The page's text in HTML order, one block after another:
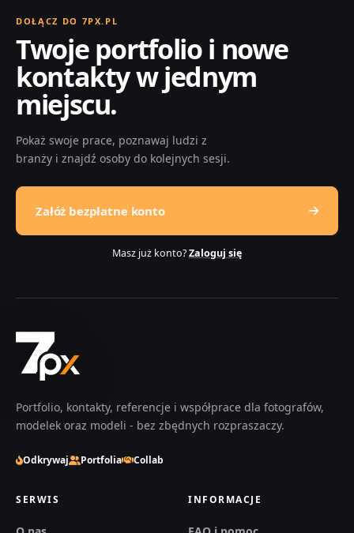
DOŁĄCZ DO 7PX.PL
Twoje portfolio i nowe
kontakty w jednym
miejscu.
Pokaż swoje prace, poznawaj ludzi z
branży i znajdź osoby do kolejnych sesji.
Załóż bezpłatne konto
Masz już konto?Zaloguj się
Portfolio, kontakty, referencje i współprace dla fotografów,
modelek oraz modeli - bez zbędnych rozpraszaczy.
Odkrywaj Portfolia Collab
SERWIS INFORMACJE